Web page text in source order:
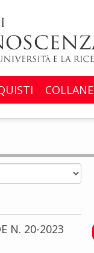
COLLANE
N. 20-2023